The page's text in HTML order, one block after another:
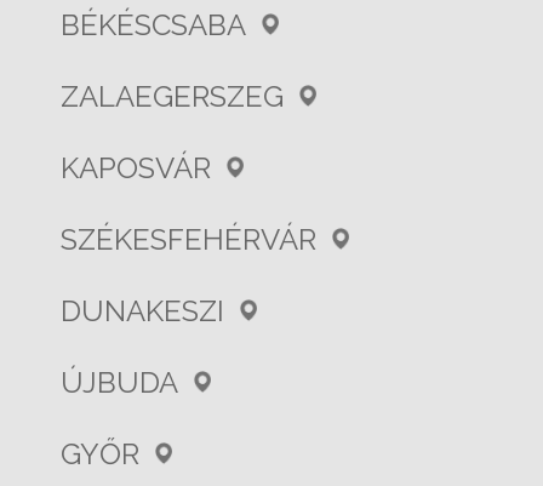
BÉKÉSCSABA
ZALAEGERSZEG
KAPOSVÁR
SZÉKESFEHÉRVÁR
DUNAKESZI
ÚJBUDA
GYŐR